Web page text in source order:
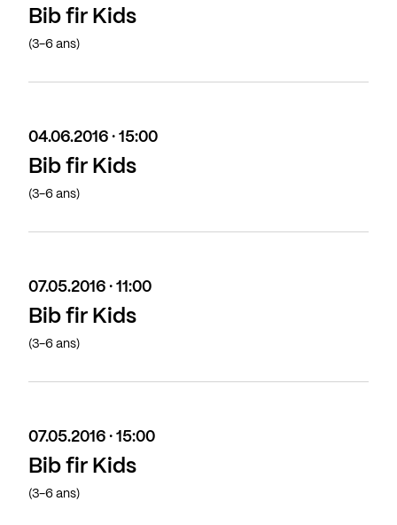
Bib fir Kids
(3-6 ans)
04.06.2016 · 15:00
Bib fir Kids
(3-6 ans)
07.05.2016 · 11:00
Bib fir Kids
(3-6 ans)
07.05.2016 · 15:00
Bib fir Kids
(3-6 ans)